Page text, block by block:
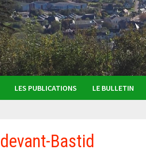
LES PUBLICATIONS LE BULLETIN
Bastid